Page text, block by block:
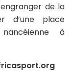
de la
d’une place
à